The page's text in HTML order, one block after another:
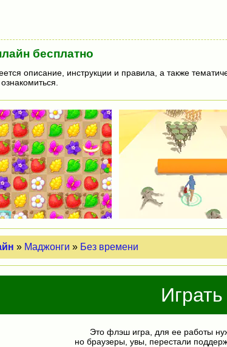
бесплатно
описание, инструкции и правила, а также
» Маджонги » Без времени
Играть
Это флэш игра, для ее работы
но браузеры, увы, перестали